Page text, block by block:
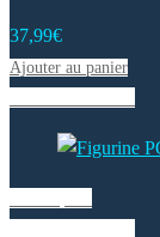
37,99€
Ajouter au panier